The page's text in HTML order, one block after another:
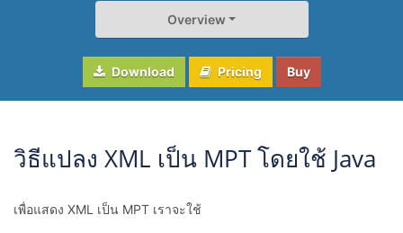
Overview
Download Pricing Buy
วิธีแปลง XML เป็น MPT โดยใช้ Java
เพื่อแสดง XML เป็น MPT เราจะใช้